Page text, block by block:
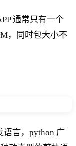
通常只有一个
，同时包大小不
语言，python 广